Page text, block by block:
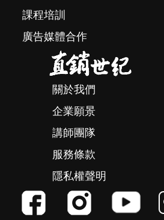
課程培訓
廣告媒體合作
關於我們
企業願景
講師團隊
服務條款
隱私權聲明